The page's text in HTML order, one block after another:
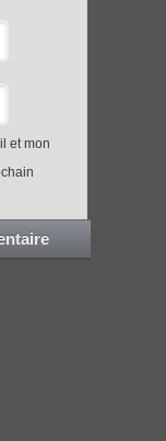
et mon